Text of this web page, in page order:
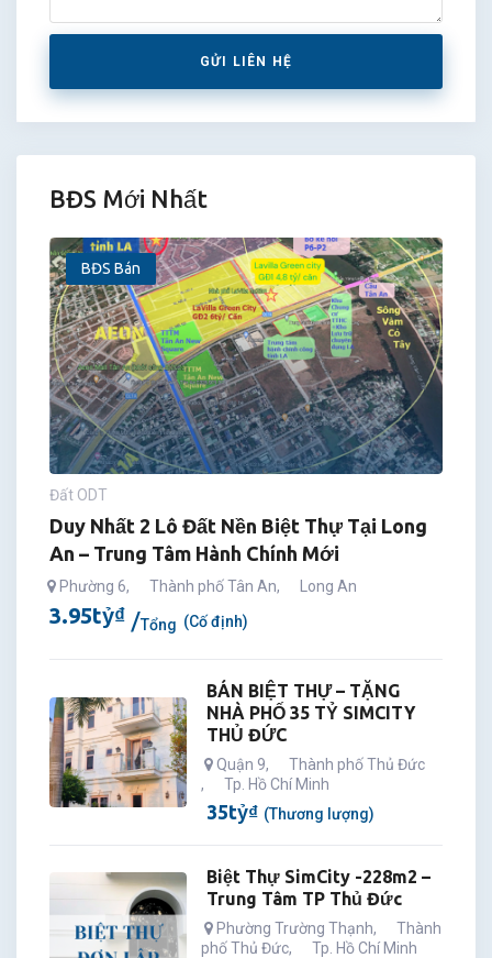
GỬI LIÊN HỆ
BĐS Mới Nhất
BĐS Bán
Đất ODT
Duy Nhất 2 Lô Đất Nền Biệt Thự Tại Long
An – Trung Tâm Hành Chính Mới
Phường 6, Thành phố Tân An, Long An
3.95tỷ₫ Tổng (Cố định)
BÁN BIỆT THỰ – TẶNG
NHÀ PHỐ 35 TỶ SIMCITY
THỦ ĐỨC
Quận 9,
Thành phố Thủ Đức
,
Tp. Hồ Chí Minh
35tỷ₫ (Thương lượng)
Biệt Thự SimCity -228m2 –
Trung Tâm TP Thủ Đức
Phường Trường Thạnh,
Thành
phố Thủ Đức, Tp. Hồ Chí Minh